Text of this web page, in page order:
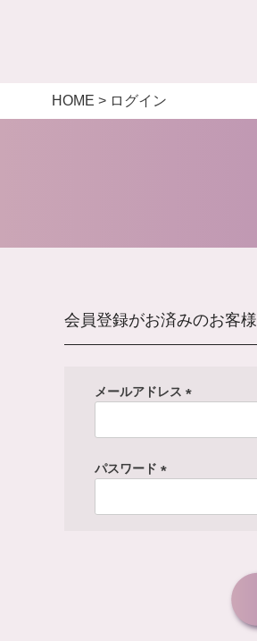
HOME ログイン
会員登録がお済みのお客様
メールアドレス
必
パスワード
必